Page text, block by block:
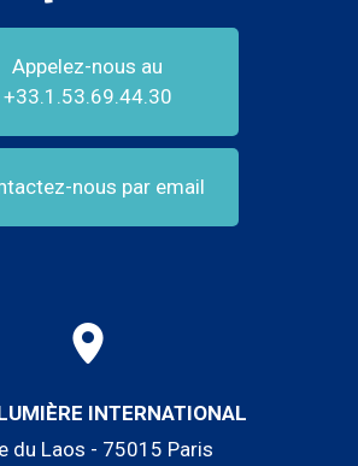
Appelez-nous au
+33.1.53.69.44.30
nous par email
INTERNATIONAL
du Laos - 75015 Paris